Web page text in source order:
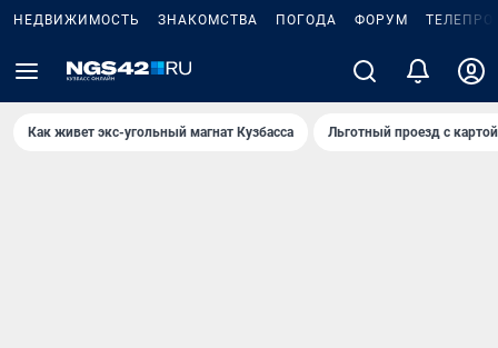
НЕДВИЖИМОСТЬ ЗНАКОМСТВА ПОГОДА ФОРУМ
Как живет экс-угольный магнат Кузбасса Льготный проезд с